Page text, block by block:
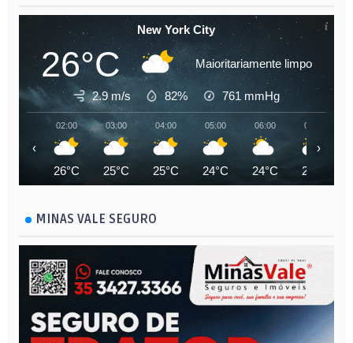
New York City
26°C Maioritariamente limpo
2.9 m/s 82% 761 mmHg
02:00
26°C
03:00
25°C
04:00
25°C
05:00
24°C
06:00
24°C
07:00
25°C
‹ ›
MINAS VALE SEGURO